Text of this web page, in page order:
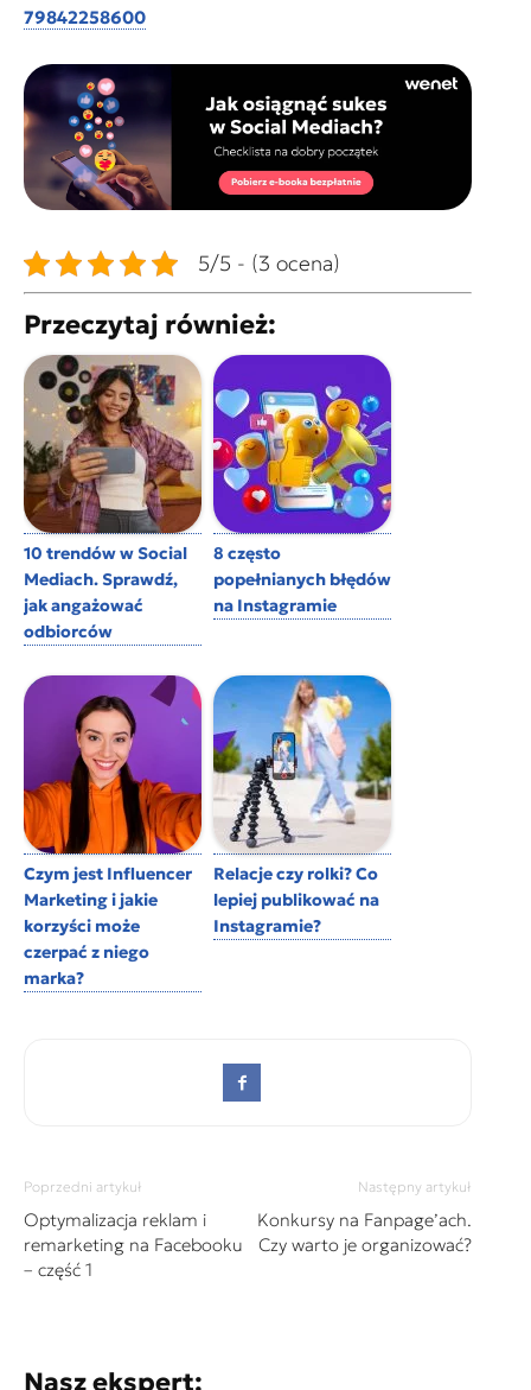
79842258600
5/5 - (3 ocena)
Przeczytaj również:
10 trendów w Social
Mediach. Sprawdź,
jak angażować
odbiorców
8 często
popełnianych błędów
na Instagramie
Czym jest Influencer
Marketing i jakie
korzyści może
czerpać z niego
marka?
Relacje czy rolki? Co
lepiej publikować na
Instagramie?
Poprzedni artykuł
Optymalizacja reklam i
remarketing na Facebooku
– część 1
Następny artykuł
Konkursy na Fanpage’ach.
Czy warto je organizować?
Nasz ekspert: